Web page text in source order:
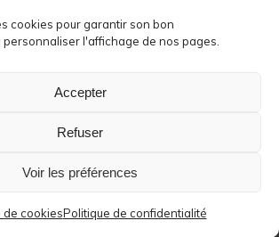
cookies pour garantir son bon
l'affichage de nos pages.
Accepter
Refuser
Voir les préférences
de cookiesPolitique de confidentialité
ACTUALITÉS
PRESSE
Cosson - Crédits photo accueil : André Méravilles -
de confidentialité Politique de cookies (UE)